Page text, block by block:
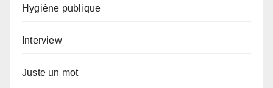
Hygiène publique
Interview
Juste un mot